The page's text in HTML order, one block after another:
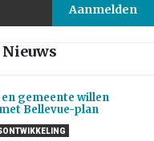
gemeente willen
Bellevue-plan